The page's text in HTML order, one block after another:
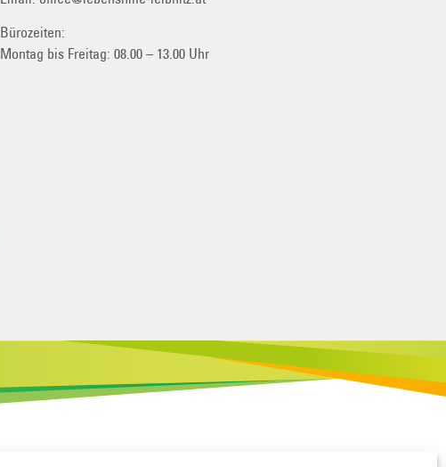
Bürozeiten:
Montag bis Freitag: 08.00 – 13.00 Uhr